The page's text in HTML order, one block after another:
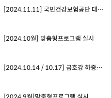
[2024.11.11] 국민건강보험공단 대경지부 김기형 본부장님 방문
[2024.10월] 맞춤형프로그램 실시
[2024.10.14 / 10.17] 금호강 하중도 나들이